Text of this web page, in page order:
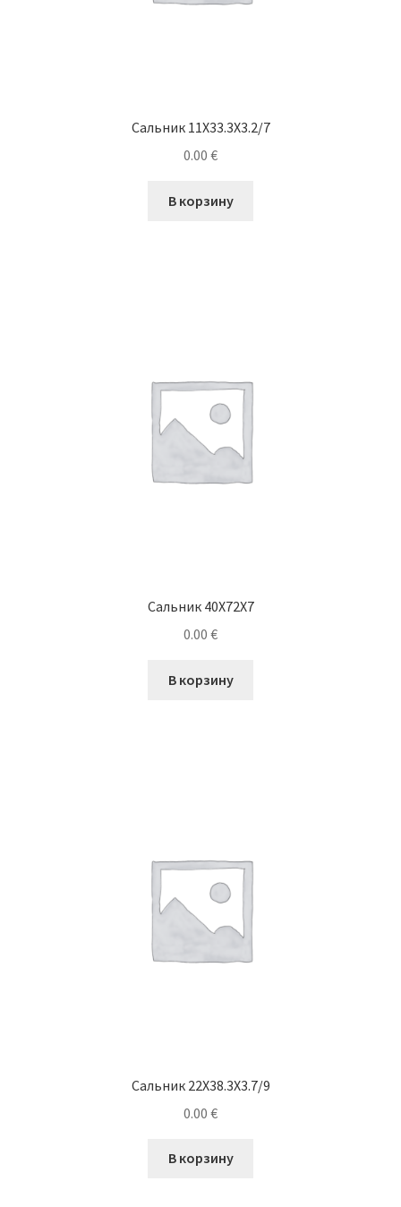
Сальник 11X33.3X3.2/7
0.00 €
В корзину
Сальник 40X72X7
0.00 €
В корзину
Сальник 22X38.3X3.7/9
0.00 €
В корзину